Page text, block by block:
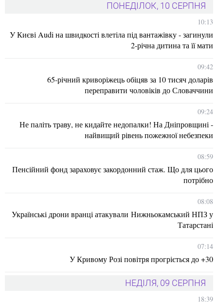
ПОНЕДІЛОК, 10 СЕРПНЯ
10:13
У Києві Audi на швидкості влетіла під вантажівку - загинули
2-річна дитина та її мати
09:42
65-річний криворіжець обіцяв за 10 тисяч доларів
переправити чоловіків до Словаччини
09:24
Не паліть траву, не кидайте недопалки! На Дніпровщині -
найвищий рівень пожежної небезпеки
08:59
Пенсійний фонд зараховує закордонний стаж. Що для цього
потрібно
08:08
Українські дрони вранці атакували Нижньокамський НПЗ у
Татарстані
07:14
У Кривому Розі повітря прогріється до +30
НЕДІЛЯ, 09 СЕРПНЯ
18:39